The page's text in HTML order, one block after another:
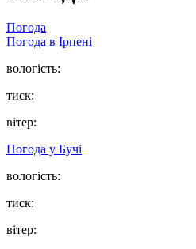
Погода
Погода в Ірпені
вологість:
тиск:
вітер:
Погода у Бучі
вологість:
тиск:
вітер: